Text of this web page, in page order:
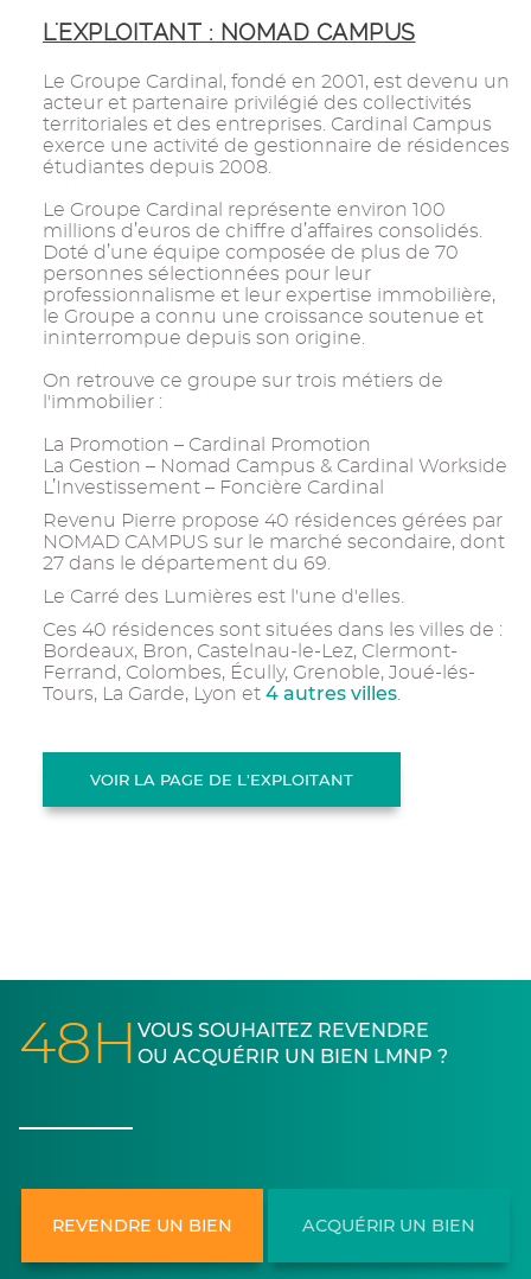
L'EXPLOITANT : NOMAD CAMPUS
Le Groupe Cardinal, fondé en 2001, est devenu un
acteur et partenaire privilégié des collectivités
territoriales et des entreprises. Cardinal Campus
exerce une activité de gestionnaire de résidences
étudiantes depuis 2008.
Le Groupe Cardinal représente environ 100
millions d’euros de chiffre d’affaires consolidés.
Doté d’une équipe composée de plus de 70
personnes sélectionnées pour leur
professionnalisme et leur expertise immobilière,
le Groupe a connu une croissance soutenue et
ininterrompue depuis son origine.
On retrouve ce groupe sur trois métiers de
l'immobilier :
La Promotion – Cardinal Promotion
La Gestion – Nomad Campus & Cardinal Workside
L’Investissement – Foncière Cardinal
Revenu Pierre propose 40 résidences gérées par
NOMAD CAMPUS sur le marché secondaire, dont
27 dans le département du 69.
Le Carré des Lumières est l'une d'elles.
Ces 40 résidences sont situées dans les villes de :
Bordeaux, Bron, Castelnau-le-Lez, Clermont-
Ferrand, Colombes, Écully, Grenoble, Joué-lés-
Tours, La Garde, Lyon et 4 autres villes
VOIR LA PAGE DE L'EXPLOITANT
48H VOUS SOUHAITEZ REVENDRE
OU ACQUÉRIR UN BIEN LMNP ?
REVENDRE UN BIEN ACQUÉRIR UN BIEN